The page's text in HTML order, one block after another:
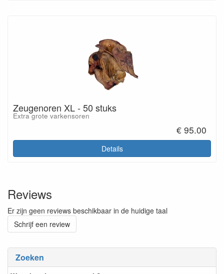
Zoeken
Zeugenoren XL - 50 stuks
Extra grote varkensoren
€ 95.00
Details
Reviews
Er zijn geen reviews beschikbaar in de huidige taal
Schrijf een review